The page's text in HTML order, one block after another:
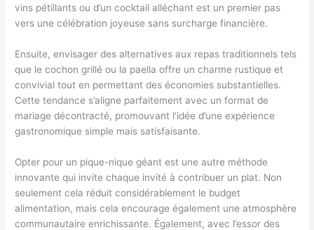
vins pétillants ou d’un cocktail alléchant est un premier pas
vers une célébration joyeuse sans surcharge financière.
Ensuite, envisager des alternatives aux repas traditionnels tels
que le cochon grillé ou la paella offre un charme rustique et
convivial tout en permettant des économies substantielles.
Cette tendance s’aligne parfaitement avec un format de
mariage décontracté, promouvant l’idée d’une expérience
gastronomique simple mais satisfaisante.
Opter pour un pique-nique géant est une autre méthode
innovante qui invite chaque invité à contribuer un plat. Non
seulement cela réduit considérablement le budget
alimentation, mais cela encourage également une atmosphère
communautaire enrichissante. Également, avec l’essor des